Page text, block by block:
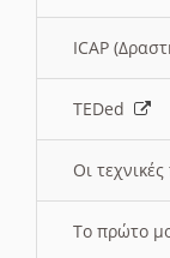
ICAP
TEDed
Οι
Το πρώτο